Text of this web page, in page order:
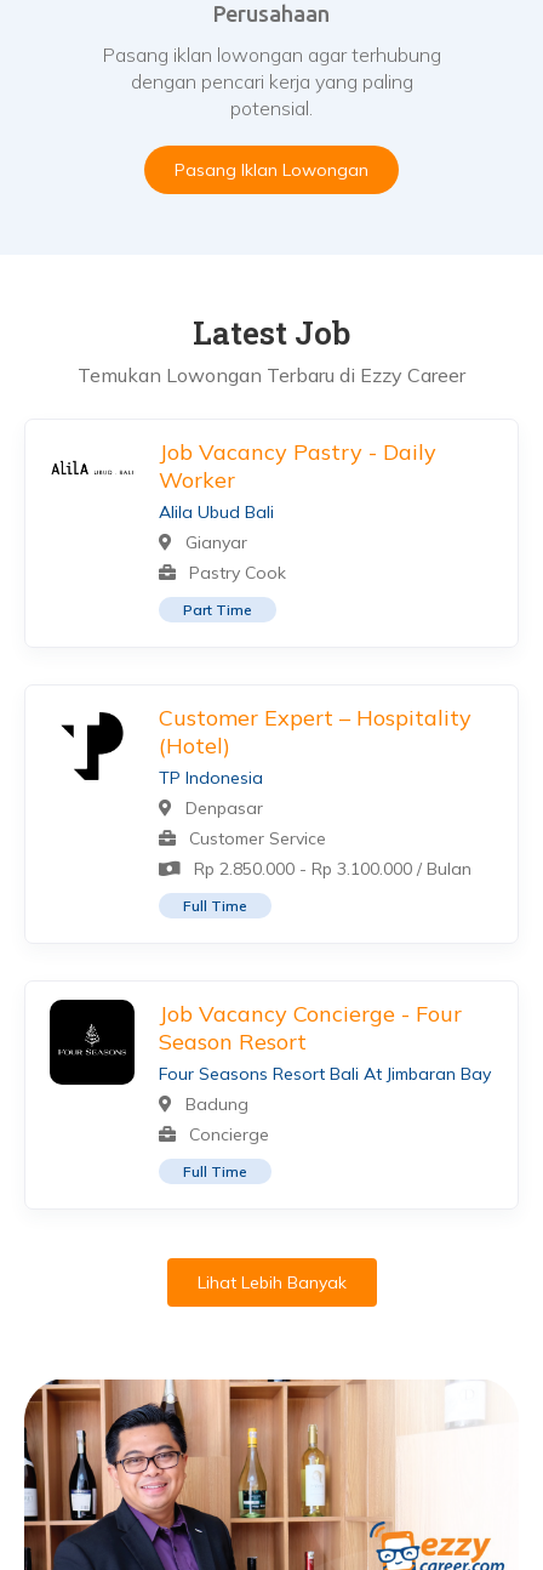
Perusahaan
Pasang iklan lowongan agar terhubung
dengan pencari kerja yang paling
potensial.
Pasang Iklan Lowongan
Latest Job
Temukan Lowongan Terbaru di Ezzy Career
Job Vacancy Pastry - Daily
Worker
Alila Ubud Bali
Gianyar
Pastry Cook
Part Time
Customer Expert – Hospitality
(Hotel)
TP Indonesia
Denpasar
Customer Service
Rp 2.850.000 - Rp 3.100.000 / Bulan
Full Time
Job Vacancy Concierge - Four
Season Resort
Four Seasons Resort Bali At Jimbaran Bay
Badung
Concierge
Full Time
Lihat Lebih Banyak